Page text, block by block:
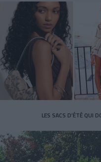
LES SACS D’ÉTÉ QUI